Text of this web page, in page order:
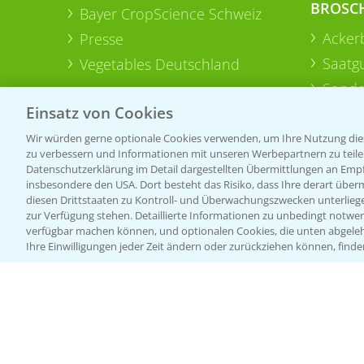
Bayer CropScience Schweiz
Presse
Vegetables Deutschland
Einsatz von Cookies
Wir würden gerne optionale Cookies verwenden, um Ihre Nutzung
zu verbessern und Informationen mit unseren Werbepartnern zu
Datenschutzerklärung im Detail dargestellten Übermittlungen an
insbesondere den USA. Dort besteht das Risiko, dass Ihre derart
diesen Drittstaaten zu Kontroll- und Überwachungszwecken
zur Verfügung stehen. Detaillierte Informationen zu unbedingt
verfügbar machen können, und optionalen Cookies, die unten
Ihre Einwilligungen jeder Zeit ändern oder zurückziehen können,